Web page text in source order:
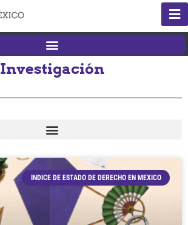
Investigación
INDICE DE ESTADO DE DERECHO EN MEXICO